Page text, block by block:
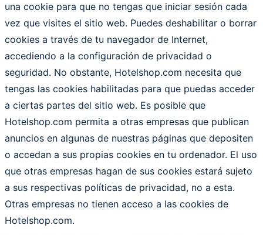
una cookie para que no tengas que iniciar sesión cada
vez que visites el sitio web. Puedes deshabilitar o borrar
cookies a través de tu navegador de Internet,
accediendo a la configuración de privacidad o
seguridad. No obstante, Hotelshop.com necesita que
tengas las cookies habilitadas para que puedas acceder
a ciertas partes del sitio web. Es posible que
Hotelshop.com permita a otras empresas que publican
anuncios en algunas de nuestras páginas que depositen
o accedan a sus propias cookies en tu ordenador. El uso
que otras empresas hagan de sus cookies estará sujeto
a sus respectivas políticas de privacidad, no a esta.
Otras empresas no tienen acceso a las cookies de
Hotelshop.com.